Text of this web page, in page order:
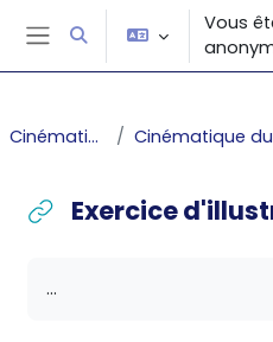
Passer au contenu principal
Panneau latéral
Activer/désactiver la
Vous
Cinématique
Exercice
...